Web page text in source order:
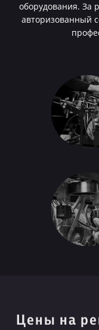
оборудования. За
авторизованный
Цены на